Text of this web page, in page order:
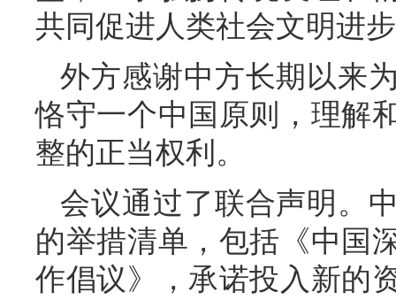
共同促进人类社会文明进
外方感谢中方长期以来
恪守一个中国原则，理解
整的正当权利。
会议通过了联合声明。
的举措清单，包括《中国
作倡议》，承诺投入新的